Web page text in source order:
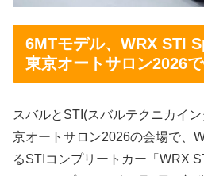
6MTモデル、WRX STI
東京オートサロン2026
スバルとSTI(スバルテクニカイ
京オートサロン2026の会場で、
るSTIコンプリートカー「WRX